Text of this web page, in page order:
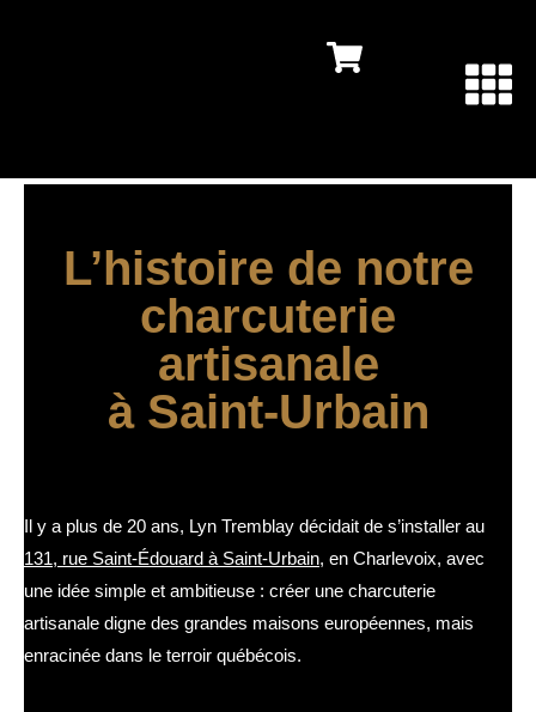
L’histoire de notre
charcuterie
artisanale
à Saint-Urbain
Il y a plus de 20 ans, Lyn Tremblay décidait de s’installer au
131, rue Saint-Édouard à Saint-Urbain, en Charlevoix, avec
une idée simple et ambitieuse : créer une charcuterie
artisanale digne des grandes maisons européennes, mais
enracinée dans le terroir québécois.